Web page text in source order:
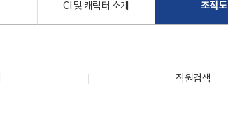
CI 및 캐릭터 소개 조직도
직원검색